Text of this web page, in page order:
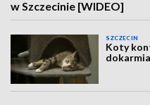
w Szczecinie [WIDEO]
SZCZECIN
Koty